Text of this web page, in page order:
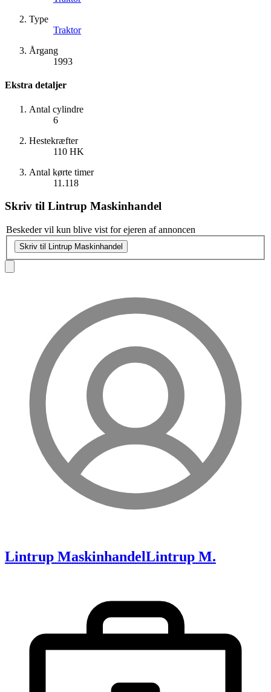
Type
Traktor
Årgang
1993
Ekstra detaljer
Antal cylindre
6
Hestekræfter
110 HK
Antal kørte timer
11.118
Skriv til Lintrup Maskinhandel
Beskeder vil kun blive vist for ejeren af annoncen
Skriv til Lintrup Maskinhandel
Lintrup MaskinhandelLintrup M.